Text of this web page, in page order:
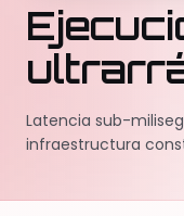
Latencia sub-
infraestructura